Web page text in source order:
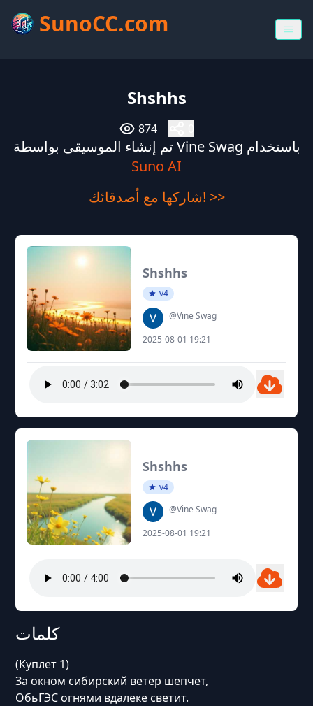
SunoCC.com
Shshhs
874
تم إنشاء الموسيقى بواسطة Vine Swag باستخدام
Suno AI
شاركها مع أصدقائك! >>
Shshhs
v4
@Vine Swag
2025-08-01 19:21
Shshhs
v4
@Vine Swag
2025-08-01 19:21
كلمات
(Куплет 1)
За окном сибирский ветер шепчет,
ОбьГЭС огнями вдалеке светит.